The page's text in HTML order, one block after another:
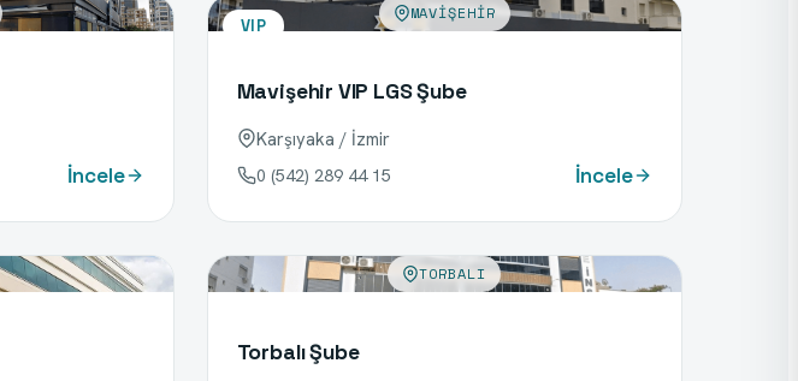
İncele
VIP
MAVIŞEHIR
Mavişehir VIP LGS Şube
Karşıyaka / İzmir
0 (542) 289 44 15 İncele
TORBALI
Torbalı Şube